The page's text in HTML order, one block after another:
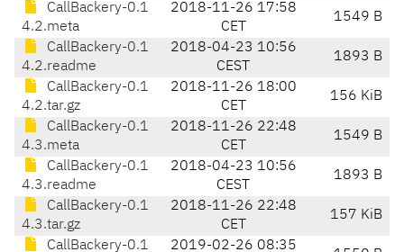
CallBackery-0.1
4.2.meta
2018-11-26 17:58
CET
1549 B
CallBackery-0.1
4.2.readme
2018-04-23 10:56
CEST
1893 B
CallBackery-0.1
4.2.tar.gz
2018-11-26 18:00
CET
156 KiB
CallBackery-0.1
4.3.meta
2018-11-26 22:48
CET
1549 B
CallBackery-0.1
4.3.readme
2018-04-23 10:56
CEST
1893 B
CallBackery-0.1
4.3.tar.gz
2018-11-26 22:48
CET
157 KiB
CallBackery-0.1
2019-02-26 08:35